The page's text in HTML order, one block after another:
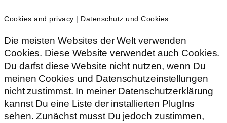
Cookies and privacy | Datenschutz und Cookies
Die meisten Websites der Welt verwenden
Cookies. Diese Website verwendet auch Cookies.
Du darfst diese Website nicht nutzen, wenn Du
meinen Cookies und Datenschutzeinstellungen
nicht zustimmst. In meiner Datenschutzerklärung
kannst Du eine Liste der installierten PlugIns
sehen. Zunächst musst Du jedoch zustimmen,